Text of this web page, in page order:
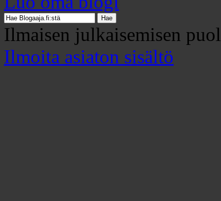
Ilmaisen julkaisemisen
Ilmoita asiaton sisältö